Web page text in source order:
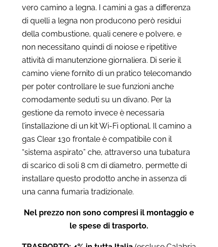
vero camino a legna. I camini a gas a differenza
di quelli a legna non producono però residui
della combustione, quali cenere e polvere, e
non necessitano quindi di noiose e ripetitive
attività di manutenzione giornaliera. Di serie il
camino viene fornito di un pratico telecomando
per poter controllare le sue funzioni anche
comodamente seduti su un divano. Per la
gestione da remoto invece è necessaria
l’installazione di un kit Wi-Fi optional. Il camino a
gas Clear 130 frontale è compatibile con il
“sistema aspirato” che, attraverso una tubatura
di scarico di soli 8 cm di diametro, permette di
installare questo prodotto anche in assenza di
una canna fumaria tradizionale.
Nel prezzo non sono compresi il montaggio e
le spese di trasporto.